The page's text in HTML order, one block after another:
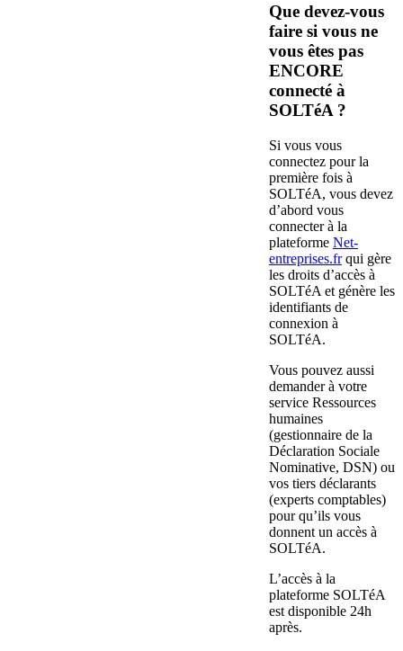
Que devez-vous
faire si vous ne
vous êtes pas
ENCORE
connecté à
SOLTéA ?
Si vous vous
connectez pour la
première fois à
SOLTéA, vous devez
d’abord vous
connecter à la
plateforme Net-
entreprises.frqui gère
les droits d’accès à
SOLTéA et génère les
identifiants de
connexion à
SOLTéA.
Vous pouvez aussi
demander à votre
service Ressources
humaines
(gestionnaire de la
Déclaration Sociale
Nominative, DSN) ou
vos tiers déclarants
(experts comptables)
pour qu’ils vous
donnent un accès à
SOLTéA.
L’accès à la
plateforme SOLTéA
est disponible 24h
après.